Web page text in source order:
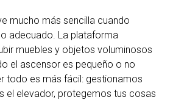
mucho más sencilla cuando
adecuado. La plataforma
muebles y objetos voluminosos
el ascensor es pequeño o no
todo es más fácil: gestionamos
el elevador, protegemos tus cosas